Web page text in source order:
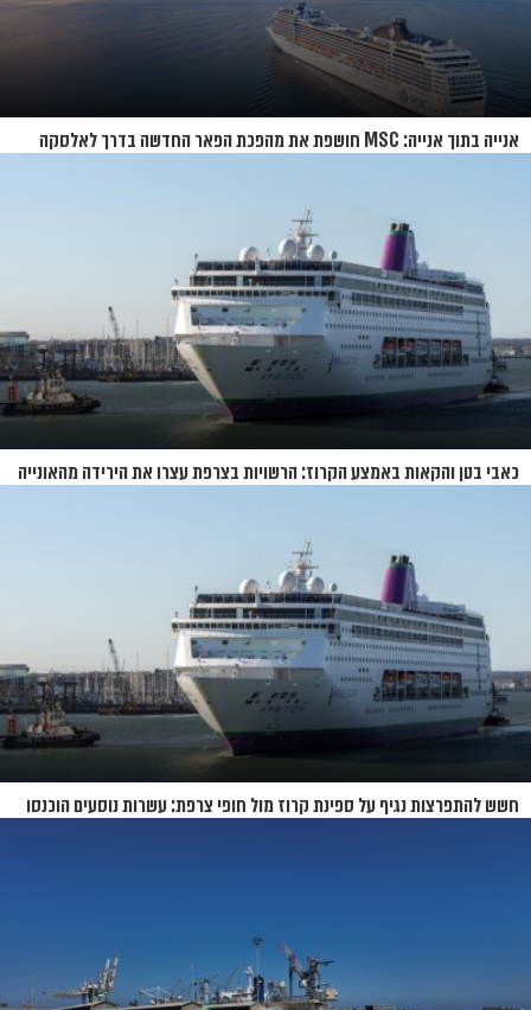
אנייה בתוך אנייה: MSC חושפת את מהפכת הפאר החדשה בדרך לאלסקה
כאבי בטן והקאות באמצע הקרוז: הרשויות בצרפת עצרו את הירידה מהאונייה
חשש להתפרצות נגיף על ספינת קרוז מול חופי צרפת: עשרות נוסעים הוכנסו